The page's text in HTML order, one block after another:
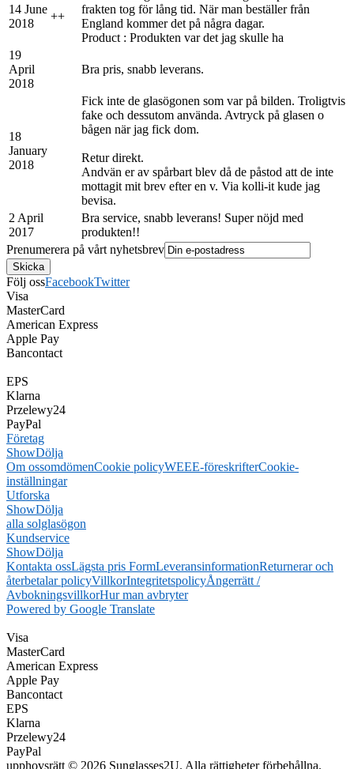
14 June
2018
++
frakten tog för lång tid. När man beställer från
England kommer det på några dagar.
Product : Produkten var det jag skulle ha
19
April
2018
Bra pris, snabb leverans.
18
January
2018
Fick inte de glasögonen som var på bilden. Troligtvis
fake och dessutom använda. Avtryck på glasen o
bågen när jag fick dom.
Retur direkt.
Andvän er av spårbart blev då de påstod att de inte
mottagit mit brev efter en v. Via kolli-it kude jag
bevisa.
2 April
2017
Bra service, snabb leverans! Super nöjd med
produkten!!
Prenumerera på vårt nyhetsbrev
Följ ossFacebookTwitter
Visa
MasterCard
American Express
Apple Pay
Bancontact
EPS
Klarna
Przelewy24
PayPal
Företag
ShowDölja
Om ossomdömenCookie policyWEEE-föreskrifterCookie-
inställningar
Utforska
ShowDölja
alla solglasögon
Kundservice
ShowDölja
Kontakta ossLägsta pris FormLeveransinformationReturnerar och
återbetalar policyVillkorIntegritetspolicyÅngerrätt /
AvbokningsvillkorHur man avbryter
Powered by Google Translate
Visa
MasterCard
American Express
Apple Pay
Bancontact
EPS
Klarna
Przelewy24
PayPal
upphovsrätt © 2026 Sunglasses2U. Alla rättigheter förbehållna.